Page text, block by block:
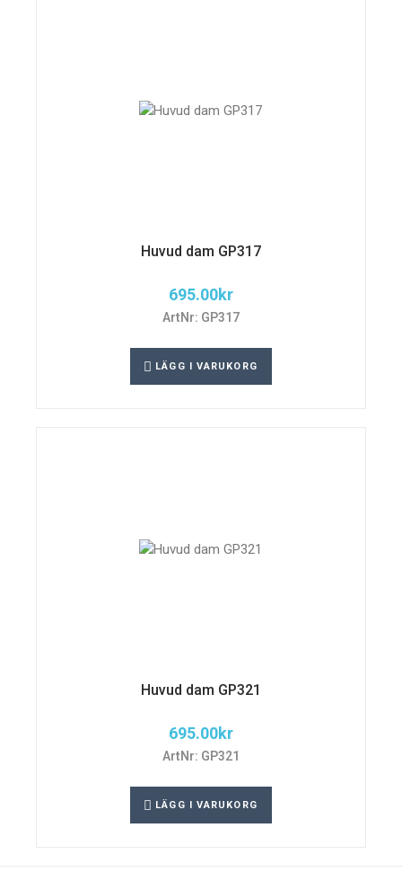
Huvud dam GP317
695.00kr
ArtNr: GP317
LÄGG I VARUKORG
Huvud dam GP321
695.00kr
ArtNr: GP321
LÄGG I VARUKORG